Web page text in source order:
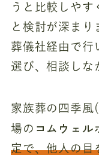
うと比較しやす
と検討が深まり
葬儀社経由で行
選び、相談しな
家族葬の四季風
場の コムウェル
定で、他人の目